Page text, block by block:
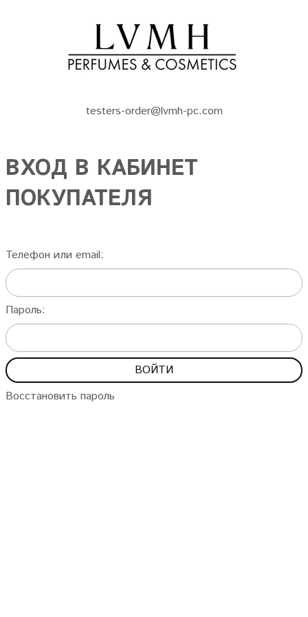
testers-order@lvmh-pc.com
ВХОД В КАБИНЕТ
ПОКУПАТЕЛЯ
Телефон или email:
Пароль:
Восстановить пароль